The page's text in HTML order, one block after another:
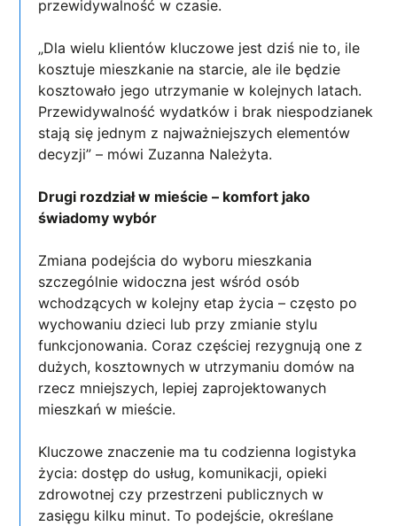
przewidywalność w czasie.
„Dla wielu klientów kluczowe jest dziś nie to, ile
kosztuje mieszkanie na starcie, ale ile będzie
kosztowało jego utrzymanie w kolejnych latach.
Przewidywalność wydatków i brak niespodzianek
stają się jednym z najważniejszych elementów
decyzji” – mówi Zuzanna Należyta.
Drugi rozdział w mieście – komfort jako
świadomy wybór
Zmiana podejścia do wyboru mieszkania
szczególnie widoczna jest wśród osób
wchodzących w kolejny etap życia – często po
wychowaniu dzieci lub przy zmianie stylu
funkcjonowania. Coraz częściej rezygnują one z
dużych, kosztownych w utrzymaniu domów na
rzecz mniejszych, lepiej zaprojektowanych
mieszkań w mieście.
Kluczowe znaczenie ma tu codzienna logistyka
życia: dostęp do usług, komunikacji, opieki
zdrowotnej czy przestrzeni publicznych w
zasięgu kilku minut. To podejście, określane